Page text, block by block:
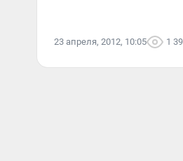
23 апреля, 2012, 10:05 1